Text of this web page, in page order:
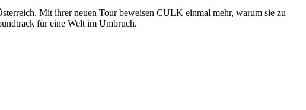
Mit ihrer neuen Tour beweisen CULK einmal mehr, warum sie zu
für eine Welt im Umbruch.